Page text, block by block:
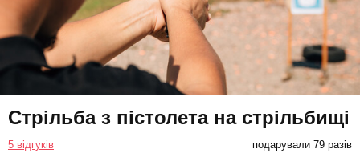
Стрільба з пістолета на стрільбищі
5 відгуків подарували 79 разів